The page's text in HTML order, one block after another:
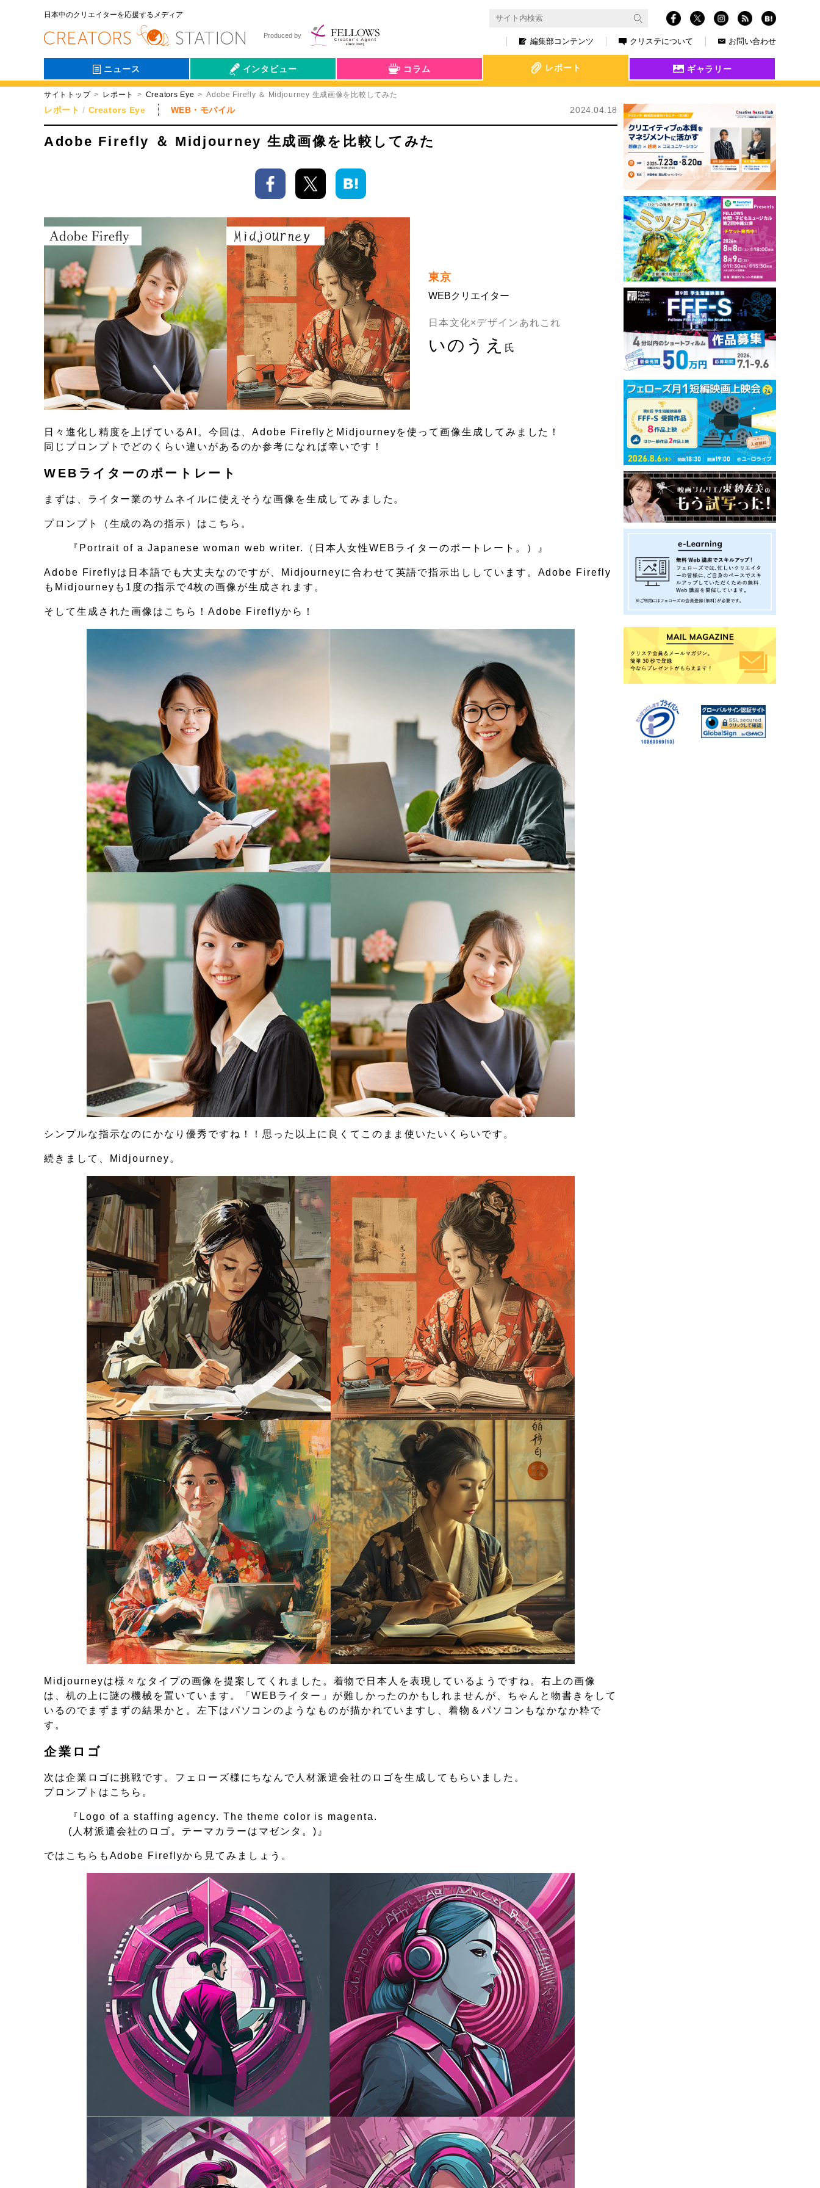
日本中のクリエイターを応援するメディア
編集部コンテンツ クリステについて お問い合わせ
Produced by
ニュース インタビュー
会社伝
コラム レポート ギャラリー
サイトトップ レポート Creators Eye Adobe Firefly ＆ Midjourney 生成画像を比較してみた
レポート Creators Eye WEB・モバイル 2024.04.18
Adobe Firefly ＆ Midjourney 生成画像を比較してみた
東京
WEBクリエイター
日本文化×デザインあれこれ
いのうえ 氏
日々進化し精度を上げているAI。今回は、Adobe FireflyとMidjourneyを使って画像生成してみました！
同じプロンプトでどのくらい違いがあるのか参考になれば幸いです！
WEBライターのポートレート
まずは、ライター業のサムネイルに使えそうな画像を生成してみました。
プロンプト（生成の為の指示）はこちら。
『Portrait of a Japanese woman web writer.（日本人女性WEBライターのポートレート。）』
Adobe Fireflyは日本語でも大丈夫なのですが、Midjourneyに合わせて英語で指示出ししています。Adobe Firefly
もMidjourneyも1度の指示で4枚の画像が生成されます。
そして生成された画像はこちら！Adobe Fireflyから！
シンプルな指示なのにかなり優秀ですね！！思った以上に良くてこのまま使いたいくらいです。
続きまして、Midjourney。
Midjourneyは様々なタイプの画像を提案してくれました。着物で日本人を表現しているようですね。右上の画像
は、机の上に謎の機械を置いています。「WEBライター」が難しかったのかもしれませんが、ちゃんと物書きをして
いるのでまずまずの結果かと。左下はパソコンのようなものが描かれていますし、着物＆パソコンもなかなか粋で
す。
企業ロゴ
次は企業ロゴに挑戦です。フェローズ様にちなんで人材派遣会社のロゴを生成してもらいました。
プロンプトはこちら。
『Logo of a staffing agency. The theme color is magenta.
(人材派遣会社のロゴ。テーマカラーはマゼンタ。)』
ではこちらもAdobe Fireflyから見てみましょう。